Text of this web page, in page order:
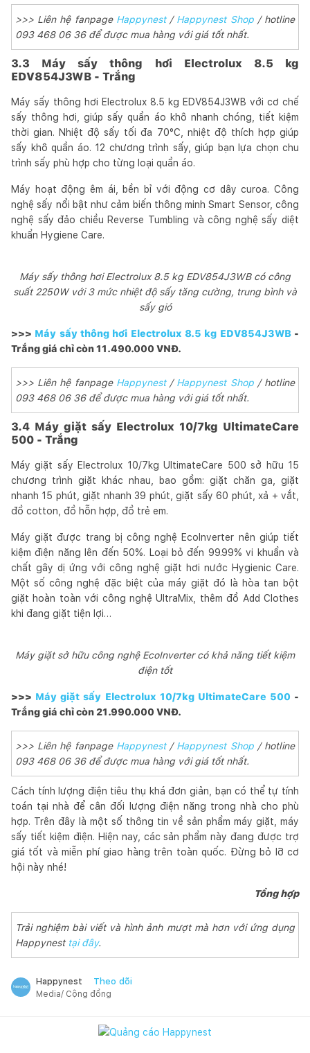
>>> Liên hệ fanpage Happynest/ Happynest Shop/ hotline
093 468 06 36 để được mua hàng với giá tốt nhất.
3.3 Máy sấy thông hơi Electrolux 8.5 kg
EDV854J3WB - Trắng
Máy sấy thông hơi Electrolux 8.5 kg EDV854J3WB với cơ chế
sấy thông hơi, giúp sấy quần áo khô nhanh chóng, tiết kiệm
thời gian. Nhiệt độ sấy tối đa 70°C, nhiệt độ thích hợp giúp
sấy khô quần áo. 12 chương trình sấy, giúp bạn lựa chọn chu
trình sấy phù hợp cho từng loại quần áo.
Máy hoạt động êm ái, bền bỉ với động cơ dây curoa. Công
nghệ sấy nổi bật như cảm biến thông minh Smart Sensor, công
nghệ sấy đảo chiều Reverse Tumbling và công nghệ sấy diệt
khuẩn Hygiene Care.
Máy sấy thông hơi Electrolux 8.5 kg EDV854J3WB có công
suất 2250W với 3 mức nhiệt độ sấy tăng cường, trung bình và
sấy gió
>>> Máy sấy thông hơi Electrolux 8.5 kg EDV854J3WB-
Trắng giá chỉ còn 11.490.000 VNĐ.
>>> Liên hệ fanpage Happynest/ Happynest Shop/ hotline
093 468 06 36 để được mua hàng với giá tốt nhất.
3.4 Máy giặt sấy Electrolux 10/7kg UltimateCare
500 - Trắng
Máy giặt sấy Electrolux 10/7kg UltimateCare 500 sở hữu 15
chương trình giặt khác nhau, bao gồm: giặt chăn ga, giặt
nhanh 15 phút, giặt nhanh 39 phút, giặt sấy 60 phút, xả + vắt,
đồ cotton, đồ hỗn hợp, đồ trẻ em.
Máy giặt được trang bị công nghệ EcoInverter nên giúp tiết
kiệm điện năng lên đến 50%. Loại bỏ đến 99.99% vi khuẩn và
chất gây dị ứng với công nghệ giặt hơi nước Hygienic Care.
Một số công nghệ đặc biệt của máy giặt đó là hòa tan bột
giặt hoàn toàn với công nghệ UltraMix, thêm đồ Add Clothes
khi đang giặt tiện lợi…
Máy giặt sở hữu công nghệ EcoInverter có khả năng tiết kiệm
điện tốt
>>> Máy giặt sấy Electrolux 10/7kg UltimateCare 500 -
Trắng giá chỉ còn 21.990.000 VNĐ.
>>> Liên hệ fanpage Happynest/ Happynest Shop/ hotline
093 468 06 36 để được mua hàng với giá tốt nhất.
Cách tính lượng điện tiêu thụ khá đơn giản, bạn có thể tự tính
toán tại nhà để cân đối lượng điện năng trong nhà cho phù
hợp. Trên đây là một số thông tin về sản phẩm máy giặt, máy
sấy tiết kiệm điện. Hiện nay, các sản phẩm này đang được trợ
giá tốt và miễn phí giao hàng trên toàn quốc. Đừng bỏ lỡ cơ
hội này nhé!
Tổng hợp
Trải nghiệm bài viết và hình ảnh mượt mà hơn với ứng dụng
Happynest tại đây.
Happynest Theo dõi
Media/ Cộng đồng